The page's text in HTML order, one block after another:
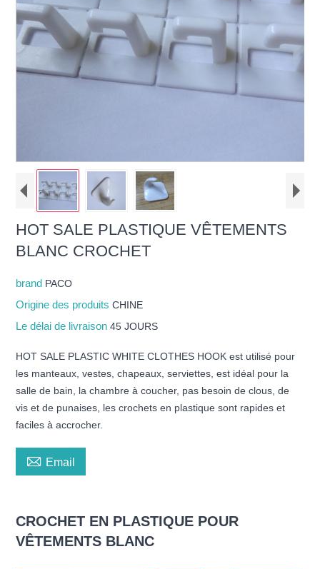
HOT SALE PLASTIQUE VÊTEMENTS
BLANC CROCHET
brand PACO
Origine des produitsCHINE
Le délai de livraison45 JOURS
HOT SALE PLASTIC WHITE CLOTHES HOOK est utilisé pour
les manteaux, vestes, chapeaux, serviettes, est idéal pour la
salle de bain, la chambre à coucher, pas besoin de clous, de
vis et de punaises, les crochets en plastique sont rapides et
faciles à accrocher.
 Email
CROCHET EN PLASTIQUE POUR
VÊTEMENTS BLANC